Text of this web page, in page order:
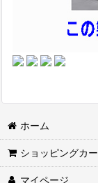
ホーム
ショッピングカ
マイページ